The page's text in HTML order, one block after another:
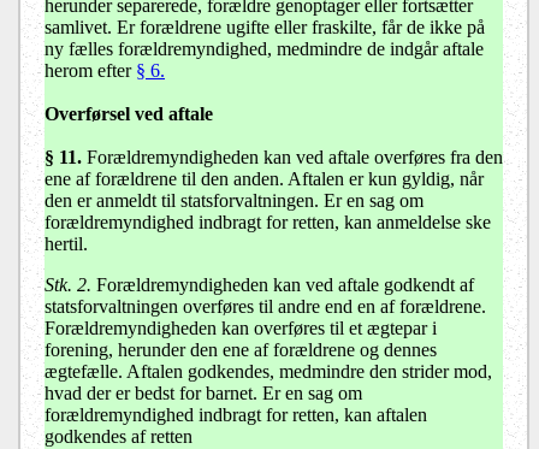
herunder separerede, forældre genoptager eller fortsætter
samlivet. Er forældrene ugifte eller fraskilte, får de ikke på
ny fælles forældremyndighed, medmindre de indgår aftale
herom efter § 6.
Overførsel ved aftale
§ 11. Forældremyndigheden kan ved aftale overføres fra den
ene af forældrene til den anden. Aftalen er kun gyldig, når
den er anmeldt til statsforvaltningen. Er en sag om
forældremyndighed indbragt for retten, kan anmeldelse ske
hertil.
Stk. 2. Forældremyndigheden kan ved aftale godkendt af
statsforvaltningen overføres til andre end en af forældrene.
Forældremyndigheden kan overføres til et ægtepar i
forening, herunder den ene af forældrene og dennes
ægtefælle. Aftalen godkendes, medmindre den strider mod,
hvad der er bedst for barnet. Er en sag om
forældremyndighed indbragt for retten, kan aftalen
godkendes af retten